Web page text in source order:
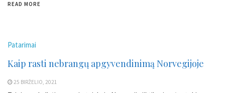
READ MORE
Patarimai
Kaip rasti nebrangų apgyvendinimą Norvegijoje
25 BIRŽELIO, 2021